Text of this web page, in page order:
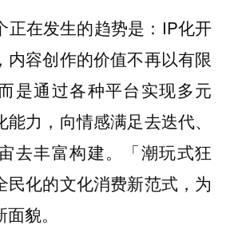
正在发生的趋势是：IP化开
内容创作的价值不再以有限
是通过各种平台实现多元
力，向情感满足去迭代、
去丰富构建。「潮玩式狂
民化的文化消费新范式，为
貌。